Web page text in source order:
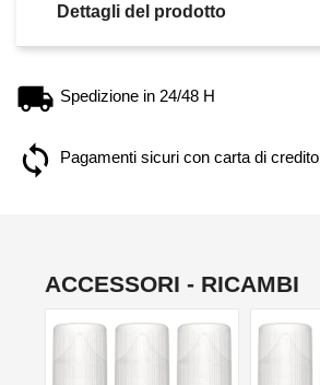
Dettagli del prodotto
Spedizione in 24/48 H
Pagamenti sicuri con carta di credito
ACCESSORI - RICAMBI